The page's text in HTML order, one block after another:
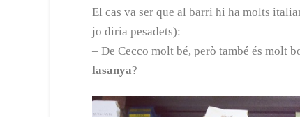
El cas va ser que al barri hi ha molts
jo diria pesadets):
– De Cecco molt bé, però també és molt
lasanya?